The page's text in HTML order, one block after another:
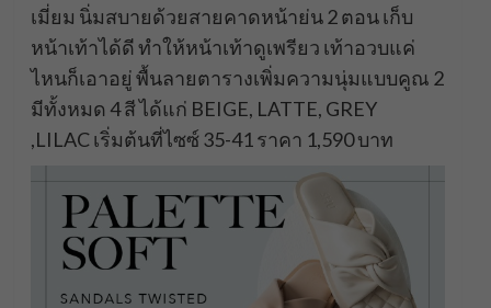
เมี่ยม นิ่มสบายด้วยสายคาดหน้าย่น 2 ตอน เก็บ
หน้าเท้าได้ดี ทำให้หน้าเท้าดูเพรียว เท้าอวบแค่
ไหนก็เอาอยู่ พื้นลายตารางเพิ่มความนุ่มแบบคูณ 2
มีทั้งหมด 4 สี ได้แก่ BEIGE, LATTE, GREY
,LILAC เริ่มต้นที่ไซซ์ 35-41 ราคา 1,590 บาท